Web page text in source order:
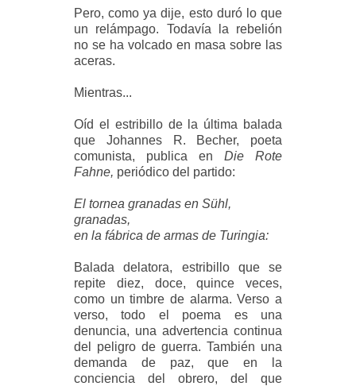
Pero, como ya dije, esto duró lo que
un relámpago. Todavía la rebelión
no se ha volcado en masa sobre las
aceras.
Mientras...
Oíd el estribillo de la última balada
que Johannes R. Becher, poeta
comunista, publica en Die Rote
Fahne, periódico del partido:
El tornea granadas en Sühl,
granadas,
en la fábrica de armas de Turingia:
Balada delatora, estribillo que se
repite diez, doce, quince veces,
como un timbre de alarma. Verso a
verso, todo el poema es una
denuncia, una advertencia continua
del peligro de guerra. También una
demanda de paz, que en la
conciencia del obrero, del que